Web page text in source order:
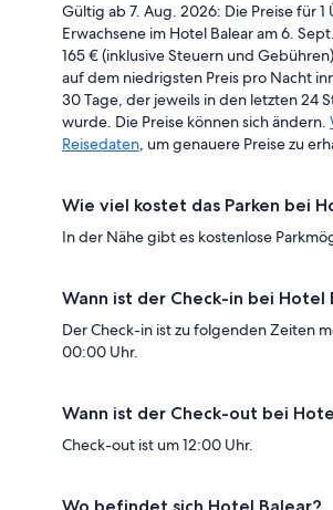
Gültig ab 7. Aug. 2026: Die Preise für
Erwachsene im Hotel Balear am 6.
165 € (inklusive Steuern und
auf dem niedrigsten Preis pro Nacht
30 Tage, der jeweils in den letzten 24
wurde. Die Preise können sich ändern.
Reisedaten, um genauere Preise zu
Wie viel kostet das Parken bei
In der Nähe gibt es kostenlose
Wann ist der Check-in bei Hotel
Der Check-in ist zu folgenden Zeiten
00:00 Uhr.
Wann ist der Check-out bei
Check-out ist um 12:00 Uhr.